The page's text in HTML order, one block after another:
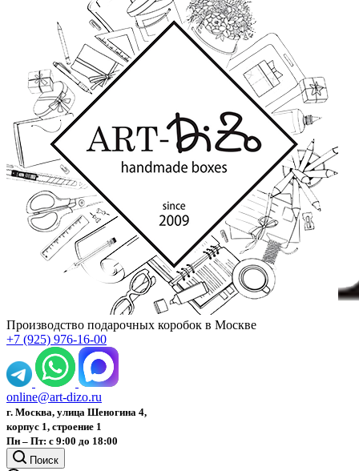
Производство подарочных коробок в Москве
+7 (925) 976-16-00
online@art-dizo.ru
г. Москва, улица Шеногина 4,
корпус 1, строение 1
Пн – Пт: с 9:00 до 18:00
Поиск